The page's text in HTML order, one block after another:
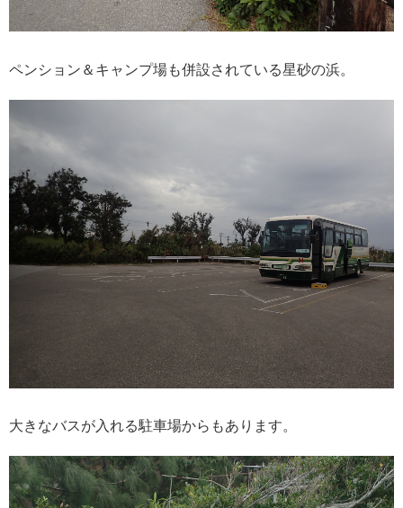
ペンション＆キャンプ場も併設されている星砂の浜。
大きなバスが入れる駐車場からもあります。